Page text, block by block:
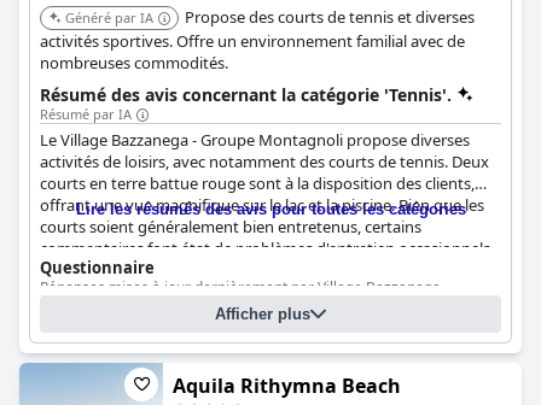
Généré par IA
Propose des courts de tennis et diverses
activités sportives. Offre un environnement familial avec de
nombreuses commodités.
Résumé des avis concernant la catégorie 'Tennis'.
Résumé par IA
Le Village Bazzanega - Groupe Montagnoli propose diverses
activités de loisirs, avec notamment des courts de tennis. Deux
courts en terre battue rouge sont à la disposition des clients,
offrant une vue magnifique sur le lac et la piscine. Bien que les
courts soient généralement bien entretenus, certains
commentaires font état de problèmes d'entretien occasionnels
et d'herbe envahissante. De plus, ces installations, y compris les
courts de tennis, le mini-golf et l'équipement de fitness, sont
payantes. Malgré cela, la présence d'options de mini-golf et de
ping-pong ajoute à la variété des activités que les clients
peuvent apprécier pendant leur séjour.
Lire les résumés des avis pour toutes les catégories
Questionnaire
Réponses mises à jour dernièrement par Village Bazzanega -
Nombre de courts de tennis 4
Nombre de courts de tennis intérieurs/couverts
Nombre de courts de tennis éclairés 2
Afficher plus
Aquila Rithymna Beach